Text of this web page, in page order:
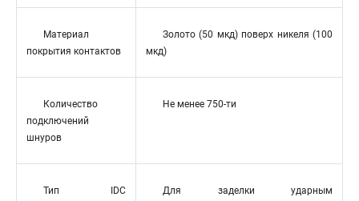
Материал
покрытия контактов
Золото (50 мкд) поверх никеля (100
мкд)
Количество
подключений
шнуров
Не менее 750-ти
Тип IDC
Для заделки ударным